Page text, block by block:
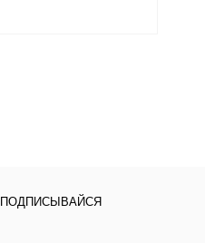
ПОДПИСЫВАЙСЯ